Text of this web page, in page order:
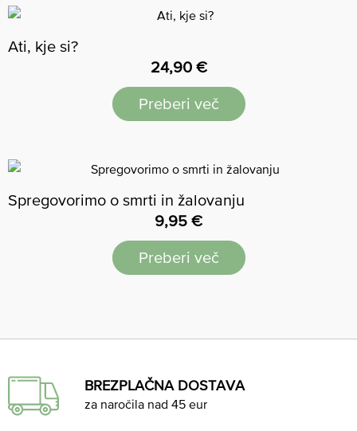
Ati, kje si?
24,90 €
Preberi več
Spregovorimo o smrti in žalovanju
9,95 €
Preberi več
BREZPLAČNA DOSTAVA
za naročila nad 45 eur